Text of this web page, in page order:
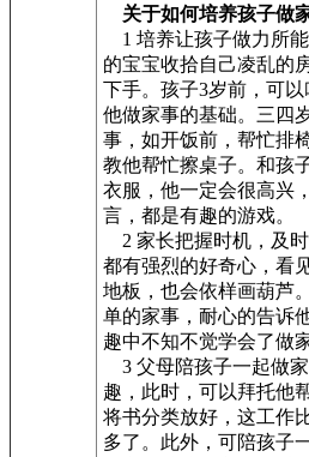
关于如何培养孩子做
1 培养让孩子做力所
的宝宝收拾自己凌乱的
下手。孩子3岁前，可
他做家事的基础。三四
事，如开饭前，帮忙排
教他帮忙擦桌子。和孩
衣服，他一定会很高兴
言，都是有趣的游戏。
2 家长把握时机，及
都有强烈的好奇心，看
地板，也会依样画葫芦
单的家事，耐心的告诉
趣中不知不觉学会了做
3 父母陪孩子一起做
趣，此时，可以拜托他
将书分类放好，这工作
多了。此外，可陪孩子